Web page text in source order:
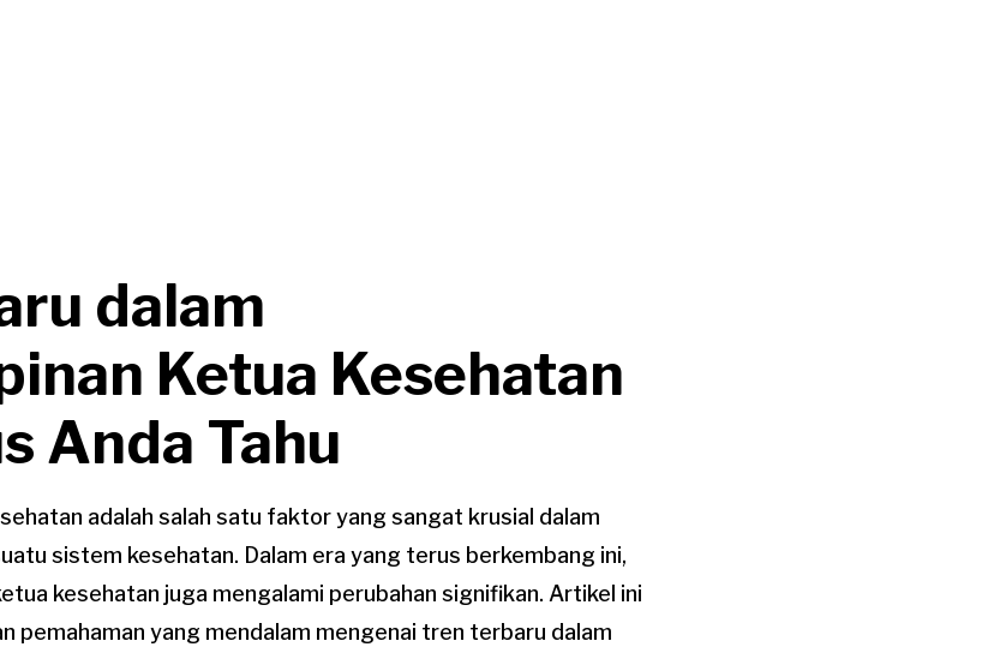
dalam
Ketua Kesehatan
Anda Tahu
adalah salah satu faktor yang sangat krusial dalam
sistem kesehatan. Dalam era yang terus berkembang ini,
kesehatan juga mengalami perubahan signifikan. Artikel ini
pemahaman yang mendalam mengenai tren terbaru dalam